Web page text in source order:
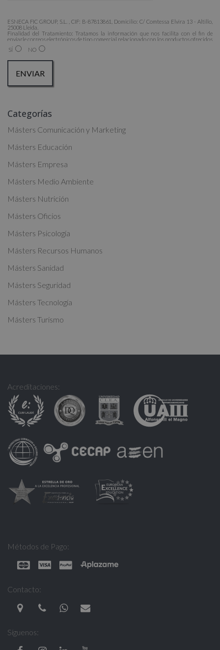
ESNECA FIC GROUP, S.L. , CIF: B-87813861, Domicilio: C/ Comtessa Elvira 13 - Altillo,
25008 Lleida.
Finalidad del Tratamiento: Tratamos la información que nos facilita con el fin de
enviarle correos electrónicos de tipo comercial relacionado con los productos ofrecidos
y otros tipo de productos que fueran de su interés.
Legitimación del tratamiento: Consentimiento del interesado.
la dirección admin@grupoesneca.com.
Desea recibir información comercial (vía telefónica y/o email):
SÍ NO
l
t
n
a
t
v
e
:
Categorías
Másters Comunicación y Marketing
Másters Educación
Másters Empresa
Másters Medio Ambiente
Másters Nutrición
Másters Oficios
Másters Psicología
Másters Recursos Humanos
Másters Sanidad
Másters Seguridad
Másters Tecnología
Másters Turismo
Acreditaciones:
Métodos de Pago:
Contacto:
Síguenos: